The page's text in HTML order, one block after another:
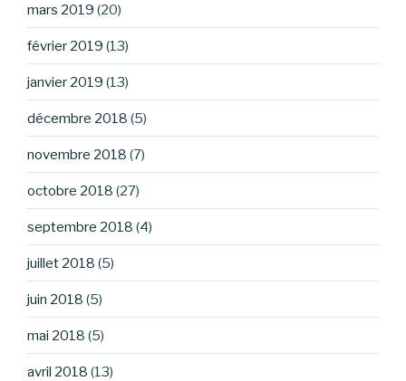
mars 2019 (20)
février 2019 (13)
janvier 2019 (13)
décembre 2018 (5)
novembre 2018 (7)
octobre 2018 (27)
septembre 2018 (4)
juillet 2018 (5)
juin 2018 (5)
mai 2018 (5)
avril 2018 (13)